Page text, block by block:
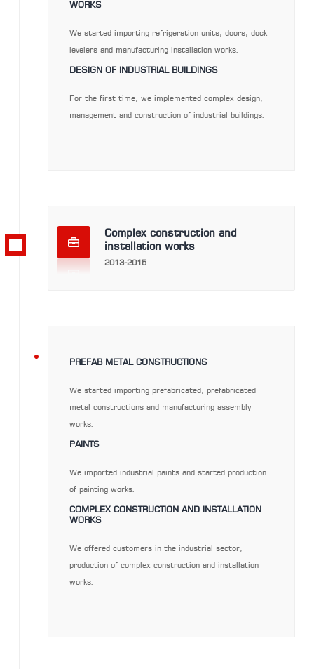
WORKS
We started importing refrigeration units, doors, dock
levelers and manufacturing installation works.
DESIGN OF INDUSTRIAL BUILDINGS
For the first time, we implemented complex design,
management and construction of industrial buildings.
Complex construction and
installation works
2013-2015
2013-
PREFAB METAL CONSTRUCTIONS
We started importing prefabricated, prefabricated
metal constructions and manufacturing assembly
works.
PAINTS
We imported industrial paints and started production
of painting works.
COMPLEX CONSTRUCTION AND INSTALLATION
WORKS
We offered customers in the industrial sector,
production of complex construction and installation
works.